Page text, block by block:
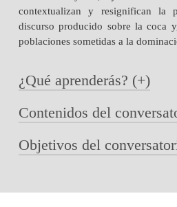
contextualizan y resignifican la
discurso producido sobre la coca
poblaciones sometidas a la
¿Qué aprenderás? (+)
Durante el encuentro, Nadège
las primeras imágenes y la
Contenidos del
La hoja de coca como
El proceso creativo detrás
Objetivos del
construcción de memoria y